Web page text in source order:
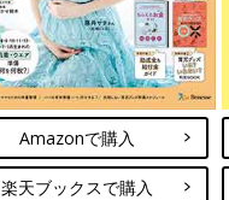
Amazonで購入
楽天ブックスで購入